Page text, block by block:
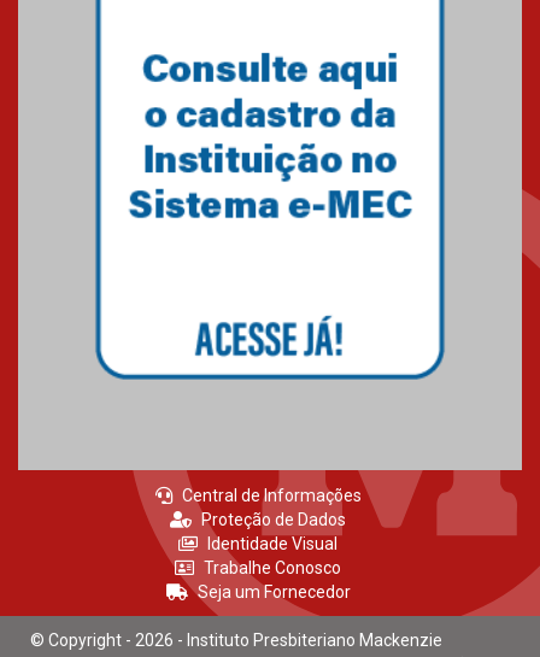
Semana Internacional
Mackenzie promove parcerias
internacionais
03.08.2026
03.08.2026
Central de Informações
Proteção de Dados
Identidade Visual
Trabalhe Conosco
Seja um Fornecedor
© Copyright - 2026 - Instituto Presbiteriano Mackenzie